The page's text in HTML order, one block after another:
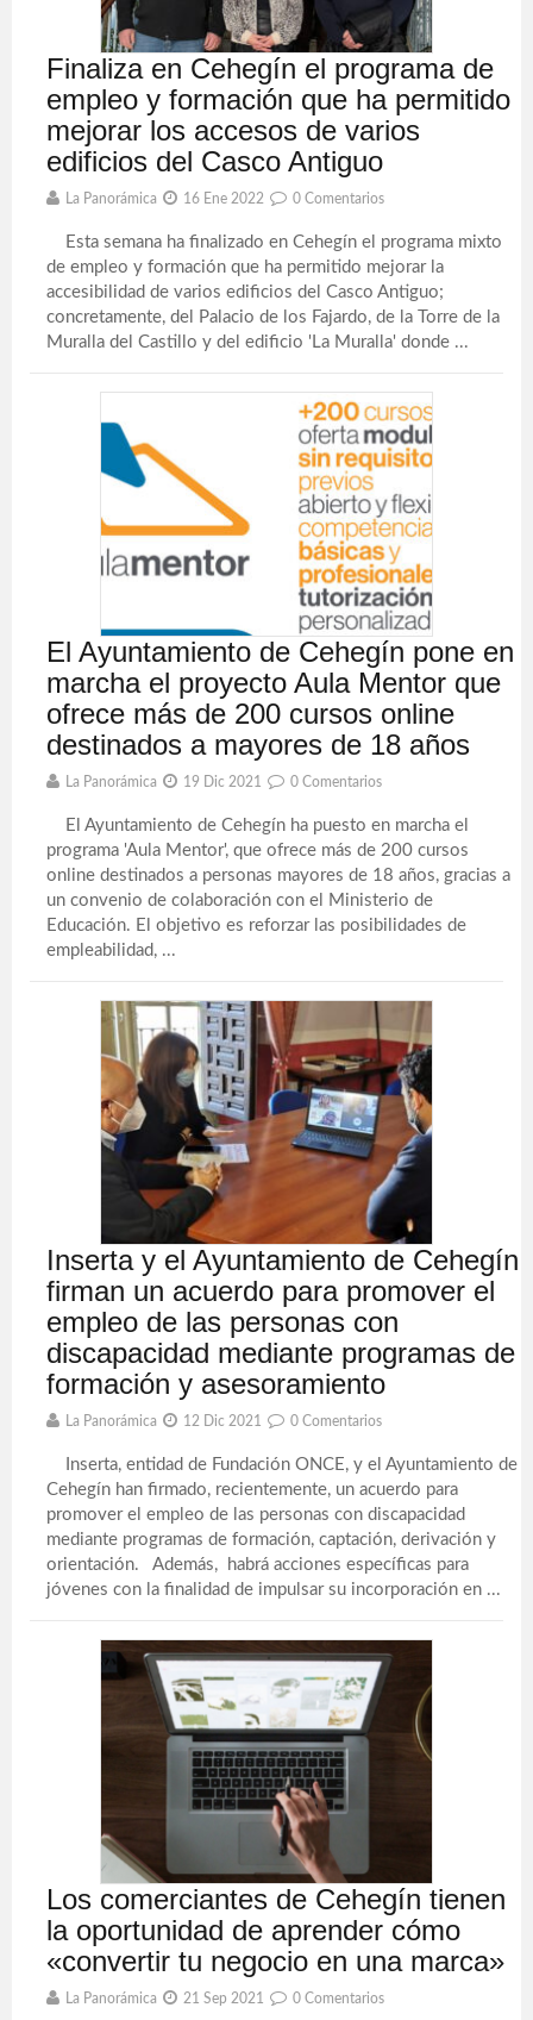
Finaliza en Cehegín el programa de
empleo y formación que ha permitido
mejorar los accesos de varios
edificios del Casco Antiguo
La Panorámica 16 Ene 2022 0 Comentarios
Esta semana ha finalizado en Cehegín el programa mixto
de empleo y formación que ha permitido mejorar la
accesibilidad de varios edificios del Casco Antiguo;
concretamente, del Palacio de los Fajardo, de la Torre de la
Muralla del Castillo y del edificio 'La Muralla' donde ...
El Ayuntamiento de Cehegín pone en
marcha el proyecto Aula Mentor que
ofrece más de 200 cursos online
destinados a mayores de 18 años
La Panorámica 19 Dic 2021 0 Comentarios
El Ayuntamiento de Cehegín ha puesto en marcha el
programa 'Aula Mentor', que ofrece más de 200 cursos
online destinados a personas mayores de 18 años, gracias a
un convenio de colaboración con el Ministerio de
Educación. El objetivo es reforzar las posibilidades de
empleabilidad, ...
Inserta y el Ayuntamiento de Cehegín
firman un acuerdo para promover el
empleo de las personas con
discapacidad mediante programas de
formación y asesoramiento
La Panorámica 12 Dic 2021 0 Comentarios
Inserta, entidad de Fundación ONCE, y el Ayuntamiento de
Cehegín han firmado, recientemente, un acuerdo para
promover el empleo de las personas con discapacidad
mediante programas de formación, captación, derivación y
orientación. Además, habrá acciones específicas para
jóvenes con la finalidad de impulsar su incorporación en ...
Los comerciantes de Cehegín tienen
la oportunidad de aprender cómo
«convertir tu negocio en una marca»
La Panorámica 21 Sep 2021 0 Comentarios